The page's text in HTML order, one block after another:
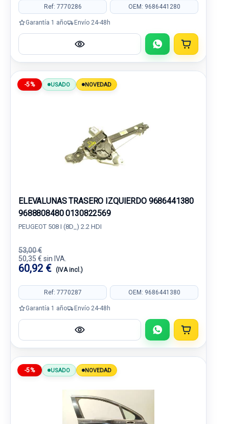
Ref: 7770286 OEM: 9686441280
Garantía 1 año Envío 24-48h
-5% USADO NOVEDAD
ELEVALUNAS TRASERO IZQUIERDO 9686441380
9688808480 0130822569
PEUGEOT 508 I (8D_) 2.2 HDI
53,00 €
50,35 € sin IVA.
60,92 € (IVA incl.)
Ref: 7770287 OEM: 9686441380
Garantía 1 año Envío 24-48h
-5% USADO NOVEDAD